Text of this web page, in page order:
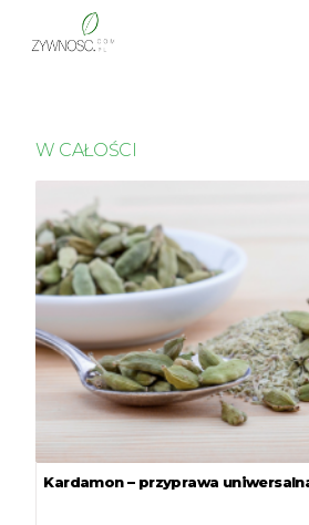
W CAŁOŚCI
Kardamon – przyprawa